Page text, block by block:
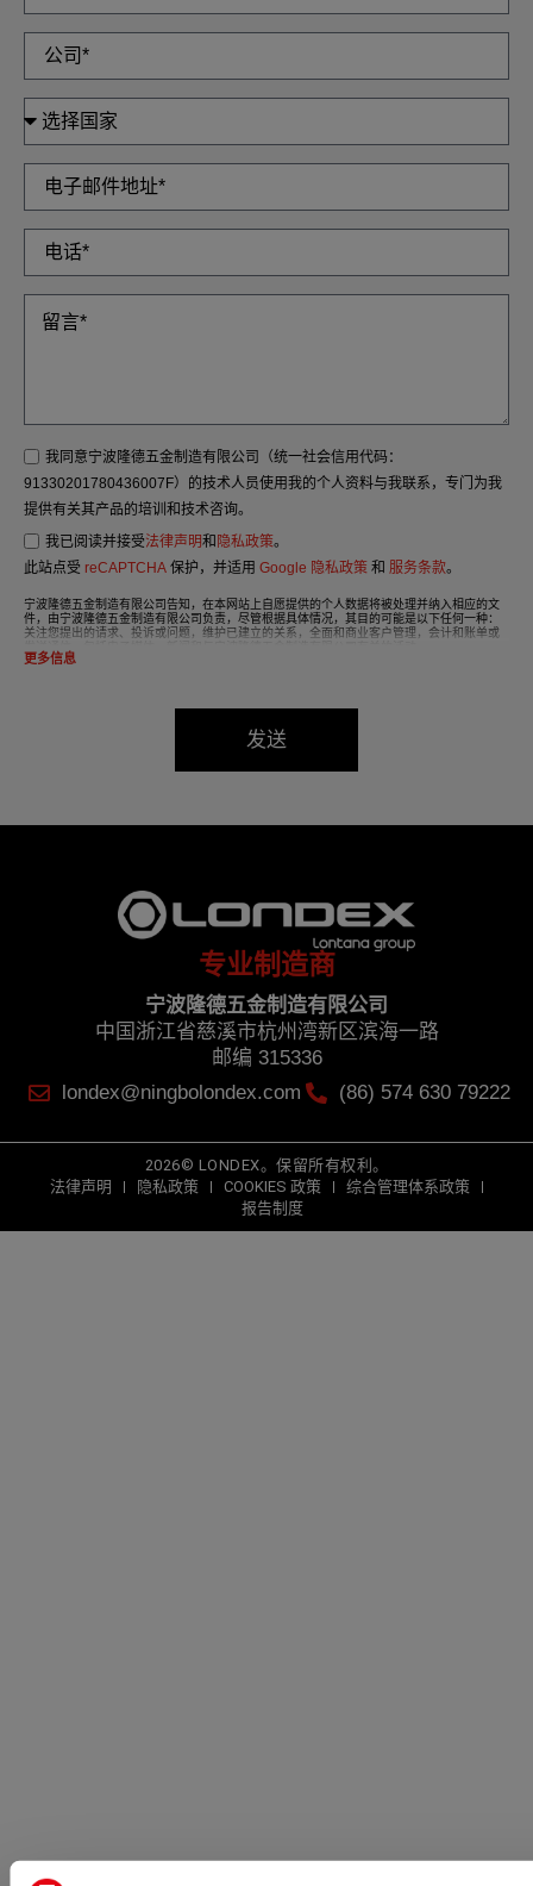
我同意宁波隆德五金制造有限公司（统一社会信用代码：
91330201780436007F）的技术人员使用我的个人资料与我联系，专门为我
提供有关其产品的培训和技术咨询。
我已阅读并接受法律声明和 隐私政策。
此站点受 reCAPTCHA 保护，并适用 Google 隐私政策 和 服务条款。
宁波隆德五金制造有限公司告知，在本网站上自愿提供的个人数据将被处理并纳入相应的文
件，由宁波隆德五金制造有限公司负责，尽管根据具体情况，其目的可能是以下任何一种：
关注您提出的请求、投诉或问题，维护已建立的关系，全面和商业客户管理，会计和账单或
些数据没有编码或加密。如果发送这些详细信息，则由您自行承担责任。
正、取消和反对的权利，只需将一封信连同您的身份证复印件寄至：宁波隆德五金制造有限
更多信息
发送
专业制造商
宁波隆德五金制造有限公司
中国浙江省慈溪市杭州湾新区滨海一路
邮编 315336
londex@ningbolondex.com
(86) 574 630 79222
2026© LONDEX。保留所有权利。
法律声明
隐私政策 COOKIES 政策
综合管理体系政策
报告制度